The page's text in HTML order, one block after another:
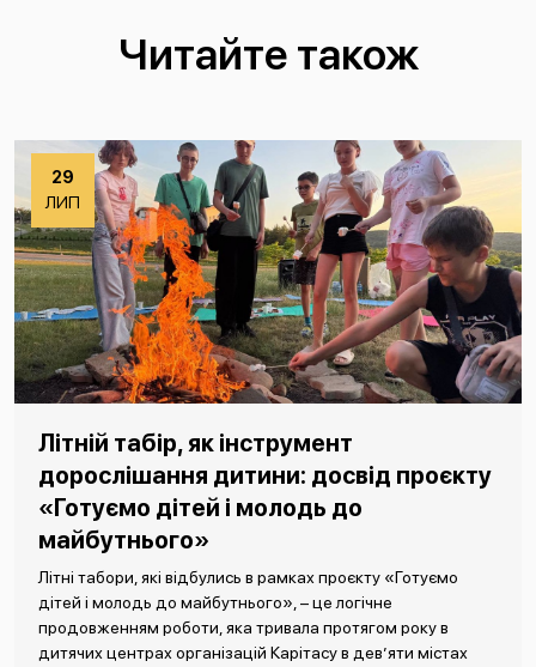
Читайте також
29
ЛИП
Літній табір, як інструмент
дорослішання дитини: досвід проєкту
«Готуємо дітей і молодь до
майбутнього»
Літні табори, які відбулись в рамках проєкту «Готуємо
дітей і молодь до майбутнього», – це логічне
продовженням роботи, яка тривала протягом року в
дитячих центрах організацій Карітасу в дев’яти містах